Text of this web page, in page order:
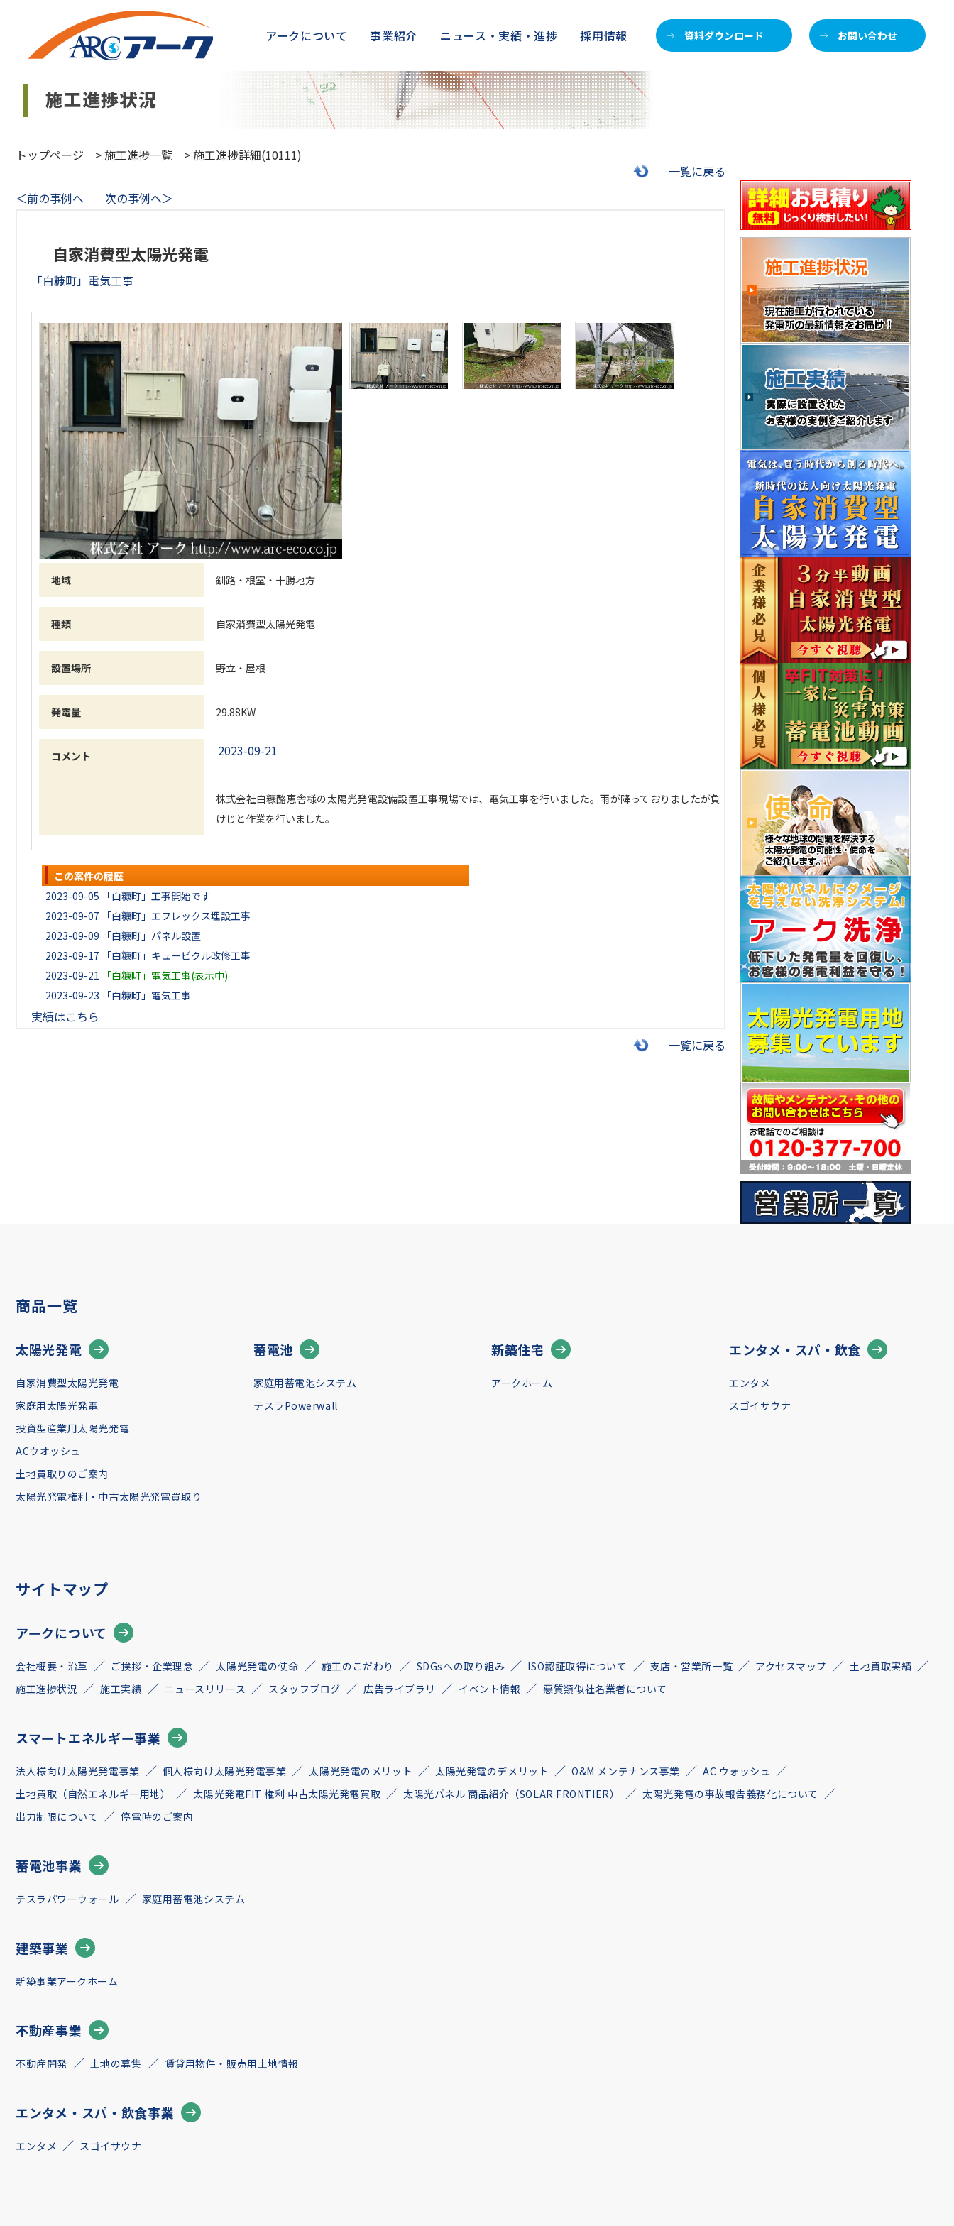
アークについて 事業紹介 ニュース・実績・進捗 採用情報 資料ダウンロード お問い合わせ
トップページ >施工進捗一覧 >施工進捗詳細(10111)
一覧に戻る
＜前の事例へ
次の事例へ＞
自家消費型太陽光発電
「白糠町」電気工事
地域 釧路・根室・十勝地方
種類 自家消費型太陽光発電
設置場所 野立・屋根
発電量 29.88KW
コメント 2023-09-21
株式会社白糠酪恵舎様の太陽光発電設備設置工事現場では、電気工事を行いました。雨が降っておりましたが負
けじと作業を行いました。
この案件の履歴
2023-09-05
「白糠町」工事開始です
2023-09-07
「白糠町」エフレックス埋設工事
2023-09-09
「白糠町」パネル設置
2023-09-17
「白糠町」キュービクル改修工事
2023-09-21
「白糠町」電気工事(表示中)
2023-09-23
「白糠町」電気工事
実績はこちら
一覧に戻る
商品一覧
太陽光発電
自家消費型太陽光発電
家庭用太陽光発電
投資型産業用太陽光発電
ACウオッシュ
土地買取りのご案内
太陽光発電権利・中古太陽光発電買取り
蓄電池
家庭用蓄電池システム
テスラPowerwall
新築住宅
アークホーム
エンタメ・スパ・飲食
エンタメ
スゴイサウナ
サイトマップ
アークについて
会社概要・沿革 ご挨拶・企業理念 太陽光発電の使命 施工のこだわり SDGsへの取り組み ISO認証取得について 支店・営業所一覧 アクセスマップ
土地買取実績
施工進捗状況
施工実績 ニュースリリース スタッフブログ 広告ライブラリ イベント情報 悪質類似社名業者について
スマートエネルギー事業
法人様向け太陽光発電事業 個人様向け太陽光発電事業 太陽光発電のメリット 太陽光発電のデメリット O&M メンテナンス事業
AC ウォッシュ
土地買取（自然エネルギー用地）
太陽光発電FIT 権利 中古太陽光発電買取 太陽光パネル 商品紹介（SOLAR FRONTIER）
太陽光発電の事故報告義務化について
出力制限について
停電時のご案内
蓄電池事業
テスラパワーウォール 家庭用蓄電池システム
建築事業
新築事業アークホーム
不動産事業
不動産開発 土地の募集 賃貸用物件・販売用土地情報
エンタメ・スパ・飲食事業
エンタメ スゴイサウナ